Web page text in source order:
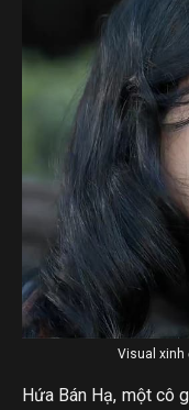
Visual xinh
Hứa Bán Hạ, một cô